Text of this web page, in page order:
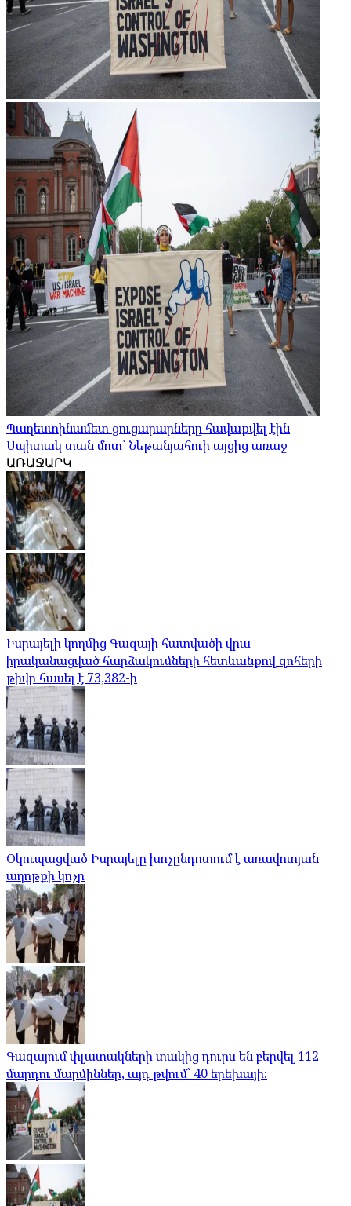
Պաղեստինամետ ցուցարարները հավաքվել էին
Սպիտակ տան մոտ՝ Նեթանյահուի այցից առաջ
ԱՌԱՋԱՐԿ
Իսրայելի կողմից Գազայի հատվածի վրա
իրականացված հարձակումների հետևանքով զոհերի
թիվը հասել է 73,382-ի
Օկուպացված Իսրայելը խոչընդոտում է առավոտյան
աղոթքի կոչը
Գազայում փլատակների տակից դուրս են բերվել 112
մարդու մարմիններ, այդ թվում՝ 40 երեխայի։